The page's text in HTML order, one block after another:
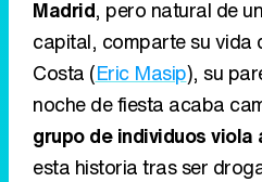
Madrid, pero natural de
capital, comparte su vida
Costa (Eric Masip), su
noche de fiesta acaba
grupo de individuos
esta historia tras ser